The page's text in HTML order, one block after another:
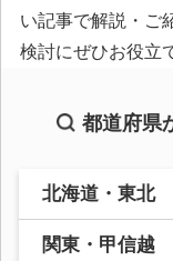
い記事で解説・ご
検討にぜひお役立
都道府県
北海道・東北
関東・甲信越